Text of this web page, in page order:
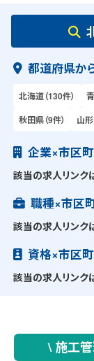
都道府県か
北海道（130件）
秋田県（9件）
山形
企業×市区
該当の求人リンク
職種×市区
該当の求人リンク
資格×市区
該当の求人リンク
\ 施工